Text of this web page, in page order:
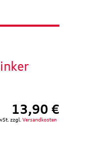
13,90 €
zzgl. Versandkosten